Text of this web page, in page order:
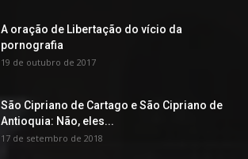
A oração de Libertação do vício da
pornografia
19 de outubro de 2017
São Cipriano de Cartago e São Cipriano de
Antioquia: Não, eles...
17 de setembro de 2018